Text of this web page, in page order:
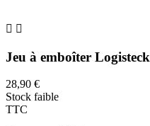
 
Jeu à emboîter Logisteck
28,90 €
Stock faible
TTC